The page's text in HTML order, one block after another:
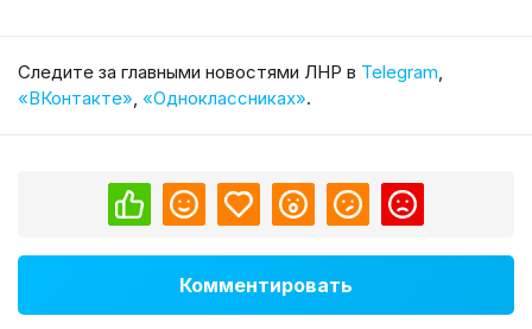
Cледите за главными новостями ЛНР в Telegram,
«ВКонтакте», «Одноклассниках».
Комментировать